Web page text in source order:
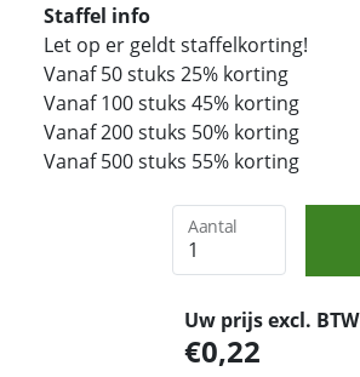
Staffel info
Let op er geldt staffelkorting!
Vanaf 50 stuks 25% korting
Vanaf 100 stuks 45% korting
Vanaf 200 stuks 50% korting
Vanaf 500 stuks 55% korting
Aantal
Uw prijs excl. BTW
0,22